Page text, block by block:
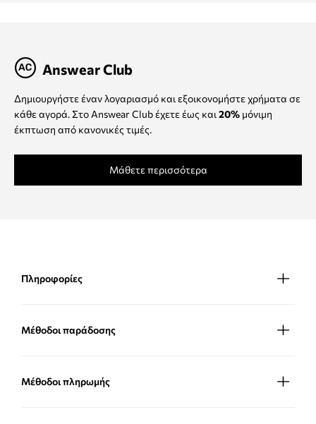
Answear Club
Δημιουργήστε έναν λογαριασμό και εξοικονομήστε χρήματα σε
κάθε αγορά. Στο Answear Club έχετε έως και 20% μόνιμη
έκπτωση από κανονικές τιμές.
Μάθετε περισσότερα
Πληροφορίες
Μέθοδοι παράδοσης
Μέθοδοι πληρωμής